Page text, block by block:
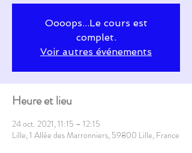
Oooops...Le cours est
complet.
Voir autres événements
Heure et lieu
24 oct. 2021, 11:15 – 12:15
Lille, 1 Allée des Marronniers, 59800 Lille, France